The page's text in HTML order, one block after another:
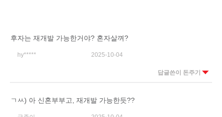
후자는 재개발 가능한거야? 혼자살껴?
hy***** 2025-10-04
답글쓴이 돈주기
ㄱㅆ) 아 신혼부부고, 재개발 가능한듯??